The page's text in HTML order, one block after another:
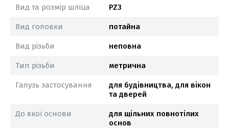
Вид та розмір шліца PZ3
Вид головки потайна
Вид різьби неповна
Тип різьби метрична
Галузь застосування
для будівництва, для вікон
та дверей
До якої основи
для щільних повнотілих
основ